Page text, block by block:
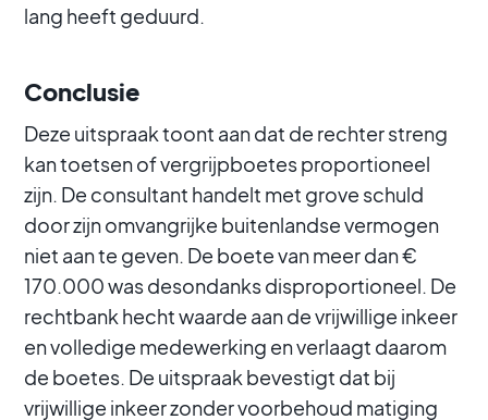
lang heeft geduurd.
Conclusie
Deze uitspraak toont aan dat de rechter streng
kan toetsen of vergrijpboetes proportioneel
zijn. De consultant handelt met grove schuld
door zijn omvangrijke buitenlandse vermogen
niet aan te geven. De boete van meer dan €
170.000 was desondanks disproportioneel. De
rechtbank hecht waarde aan de vrijwillige inkeer
en volledige medewerking en verlaagt daarom
de boetes. De uitspraak bevestigt dat bij
vrijwillige inkeer zonder voorbehoud matiging